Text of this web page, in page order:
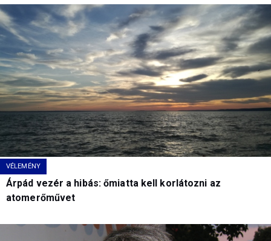
VÉLEMÉNY
Árpád vezér a hibás: őmiatta kell korlátozni az
atomerőművet